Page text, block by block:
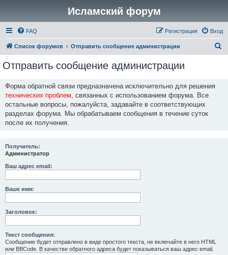
Исламский форум
FAQ Вход
Регистрация
Список форумов Отправить сообщение администрации
Отправить сообщение администрации
Форма обратной связи предназначена исключительно для решения
технических проблем, связанных с использованием форума. Все
остальные вопросы, пожалуйста, задавайте в соответствующих
разделах форума. Мы обрабатываем сообщения в течение суток
после их получения.
Получатель:
Администратор
Ваш адрес email:
Ваше имя:
Заголовок:
Текст сообщения:
Сообщение будет отправлено в виде простого текста, не включайте в него HTML
или BBCode. В качестве обратного адреса будет показываться ваш адрес email.